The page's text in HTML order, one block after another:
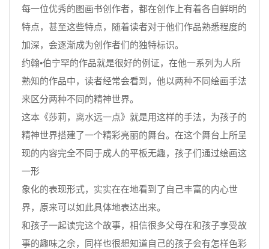
每一位优秀的图画书创作者，都在创作上有着各自鲜明的
特点，甚至这些特点，随着读者对于他们作品熟悉程度的
加深，会逐渐成为创作者们的独特标识。
约翰•伯宁罕的作品就是很好的例证，在他一系列为人所
熟知的作品中，读者经常会看到，他以两种不同绘画手法
来区分两种不同的精神世界。
这本《莎莉，离水远一点》就是用这样的手法，为孩子的
精神世界搭建了一个精彩亮丽的舞台。在这个舞台上所呈
现的内容完全不同于成人的平板无趣，孩子们通过绘画这
一形
象化的表现形式，实实在在地看到了自己丰富的内心世
界，原来可以如此具体地表达出来。
和孩子一起读完这个故事，相信很多父母在和孩子享受故
事的趣味之余，同样也很想知道自己的孩子会有怎样色彩